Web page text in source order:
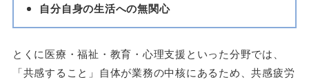
自分自身の生活への無関心
とくに医療・福祉・教育・心理支援といった分野では、
「共感すること」自体が業務の中核にあるため、共感疲労